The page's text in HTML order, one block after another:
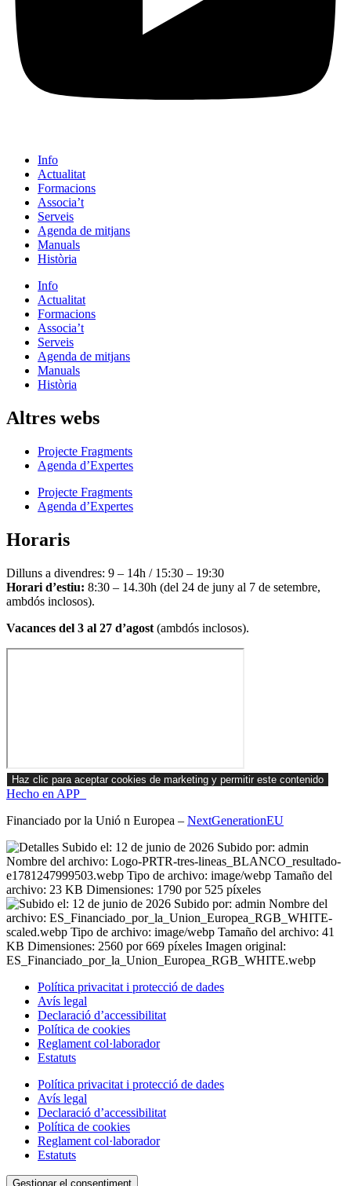
Info
Actualitat
Formacions
Associa’t
Serveis
Agenda de mitjans
Manuals
Història
Info
Actualitat
Formacions
Associa’t
Serveis
Agenda de mitjans
Manuals
Història
Altres webs
Projecte Fragments
Agenda d’Expertes
Projecte Fragments
Agenda d’Expertes
Horaris
Dilluns a divendres: 9 – 14h / 15:30 – 19:30
Horari d’estiu: 8:30 – 14.30h (del 24 de juny al 7 de setembre,
ambdós inclosos).
Vacances del 3 al 27 d’agost (ambdós inclosos).
Haz clic para aceptar cookies de marketing y permitir este contenido
Hecho en APP_
Financiado por la Unió n Europea – NextGenerationEU
Política privacitat i protecció de dades
Avís legal
Declaració d’accessibilitat
Política de cookies
Reglament col·laborador
Estatuts
Política privacitat i protecció de dades
Avís legal
Declaració d’accessibilitat
Política de cookies
Reglament col·laborador
Estatuts
Gestionar el consentiment